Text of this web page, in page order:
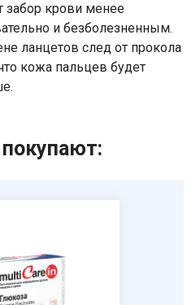
забор крови менее
и безболезненным.
ланцетов след от прокола
кожа пальцев будет
"Отправить" вы